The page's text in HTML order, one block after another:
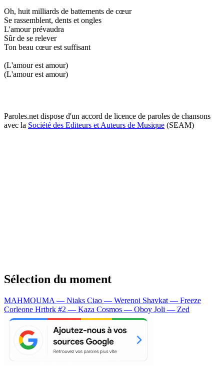
Oh, huit milliards de battements de cœur
Se rassemblent, dents et ongles
L'amour prévaudra
Sûr de se relever
Ton beau cœur est suffisant
(L'amour est amour)
(L'amour est amour)
Paroles.net dispose d'un accord de licence de paroles de chansons
avec la Société des Editeurs et Auteurs de Musique (SEAM)
Sélection du moment
MAHMOUMA — Niaks Ciao — Werenoi Shavkat — Freeze
Corleone Hrtbrk #2 — Kaza Cosmos — Oboy Joli — Zed